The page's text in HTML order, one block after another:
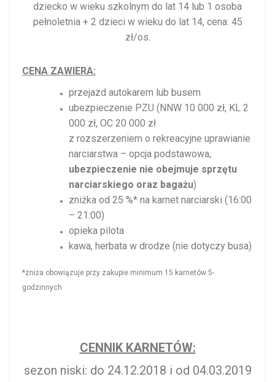
dziecko w wieku szkolnym do lat 14 lub 1 osoba
pełnoletnia + 2 dzieci w wieku do lat 14, cena: 45
zł/os.
CENA ZAWIERA:
przejazd autokarem lub busem
ubezpieczenie PZU (NNW 10 000 zł, KL 2
000 zł, OC 20 000 zł
z rozszerzeniem o rekreacyjne uprawianie
narciarstwa – opcja podstawowa,
ubezpieczenie nie obejmuje sprzętu
narciarskiego oraz bagażu)
zniżka od 25 %* na karnet narciarski (16:00
– 21:00)
opieka pilota
kawa, herbata w drodze (nie dotyczy busa)
*zniża obowiązuje przy zakupie minimum 15 karnetów 5-
godzinnych
CENNIK KARNETÓW:
sezon niski: do 24.12.2018 i od 04.03.2019